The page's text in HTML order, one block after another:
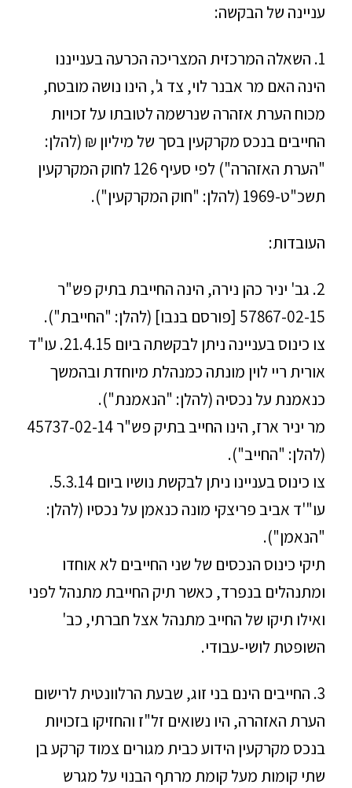
עניינה של הבקשה:
1. השאלה המרכזית המצריכה הכרעה בענייננו
הינה האם מר אבנר לוי, צד ג', הינו נושה מובטח,
מכוח הערת אזהרה שנרשמה לטובתו על זכויות
החייבים בנכס מקרקעין בסך של מיליון ₪ (להלן:
"הערת האזהרה") לפי סעיף 126 לחוק המקרקעין
תשכ"ט-1969 (להלן: "חוק המקרקעין").
העובדות:
2. גב' יניר כהן נירה, הינה החייבת בתיק פש"ר
57867-02-15 [פורסם בנבו] (להלן: "החייבת").
צו כינוס בעניינה ניתן לבקשתה ביום 21.4.15. עו"ד
אורית ריי לוין מונתה כמנהלת מיוחדת ובהמשך
כנאמנת על נכסיה (להלן: "הנאמנת").
מר יניר ארז, הינו החייב בתיק פש"ר 45737-02-14
(להלן: "החייב").
צו כינוס בעניינו ניתן לבקשת נושיו ביום 5.3.14.
עו"'ד אביב פריצקי מונה כנאמן על נכסיו (להלן:
"הנאמן").
תיקי כינוס הנכסים של שני החייבים לא אוחדו
ומתנהלים בנפרד, כאשר תיק החייבת מתנהל לפני
ואילו תיקו של החייב מתנהל אצל חברתי, כב'
השופטת לושי-עבודי.
3. החייבים הינם בני זוג, שבעת הרלוונטית לרישום
הערת האזהרה, היו נשואים זל"ז והחזיקו בזכויות
בנכס מקרקעין הידוע כבית מגורים צמוד קרקע בן
שתי קומות מעל קומת מרתף הבנוי על מגרש